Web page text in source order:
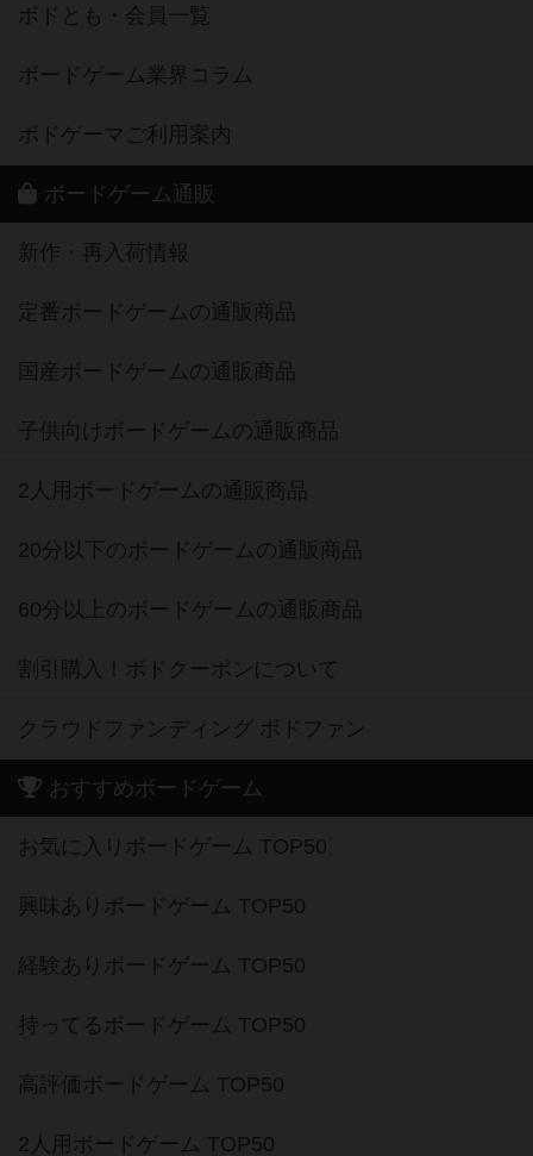
ボドとも・会員一覧
ボードゲーム業界コラム
ボドゲーマご利用案内
ボードゲーム通販
新作・再入荷情報
定番ボードゲームの通販商品
国産ボードゲームの通販商品
子供向けボードゲームの通販商品
2人用ボードゲームの通販商品
20分以下のボードゲームの通販商品
60分以上のボードゲームの通販商品
割引購入！ボドクーポンについて
クラウドファンディング ボドファン
おすすめボードゲーム
お気に入りボードゲーム TOP50
興味ありボードゲーム TOP50
経験ありボードゲーム TOP50
持ってるボードゲーム TOP50
高評価ボードゲーム TOP50
2人用ボードゲーム TOP50